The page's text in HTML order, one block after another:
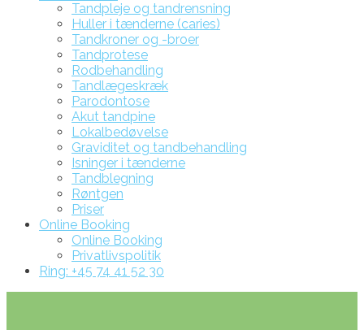
Tandpleje og tandrensning
Huller i tænderne (caries)
Tandkroner og -broer
Tandprotese
Rodbehandling
Tandlægeskræk
Parodontose
Akut tandpine
Lokalbedøvelse
Graviditet og tandbehandling
Isninger i tænderne
Tandblegning
Røntgen
Priser
Online Booking
Online Booking
Privatlivspolitik
Ring: +45 74 41 52 30